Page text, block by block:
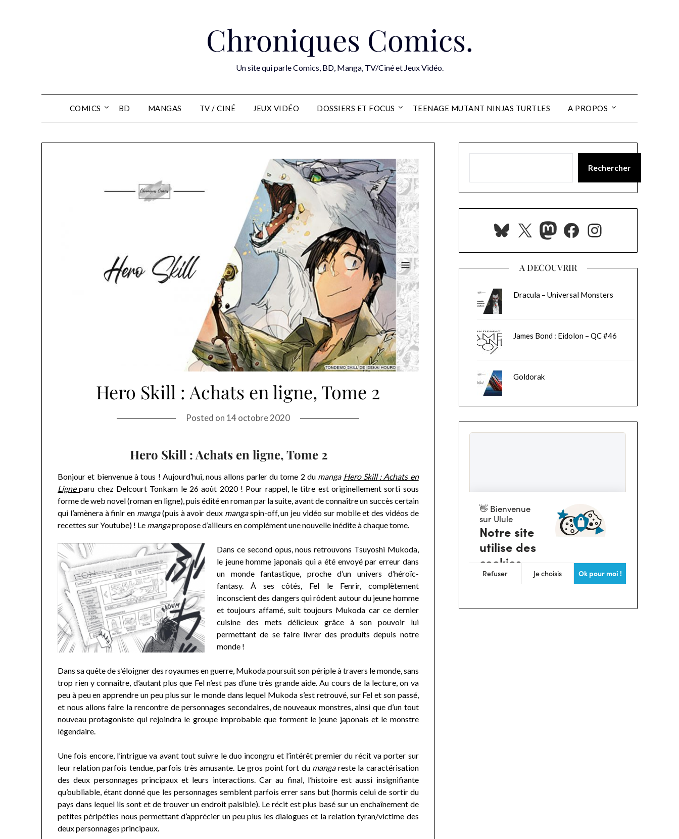
Chroniques Comics.
Un site qui parle Comics, BD, Manga, TV/Ciné et Jeux Vidéo.
COMICS BD MANGAS TV / CINÉ JEUX VIDÉO DOSSIERS ET FOCUS TEENAGE MUTANT NINJAS TURTLES A PROPOS
Hero Skill : Achats en ligne, Tome 2
Posted on 14 octobre 2020
Hero Skill : Achats en ligne, Tome 2
Bonjour et bienvenue à tous ! Aujourd’hui, nous allons parler du tome 2 du manga Hero Skill : Achats en
Ligneparu chez Delcourt Tonkam le 26 août 2020 ! Pour rappel, le titre est originellement sorti sous
forme de web novel (roman en ligne), puis édité en roman par la suite, avant de connaître un succès certain
qui l’amènera à finir en manga(puis à avoir deux mangaspin-off, un jeu vidéo sur mobile et des vidéos de
recettes sur Youtube) ! Le mangapropose d’ailleurs en complément une nouvelle inédite à chaque tome.
Dans ce second opus, nous retrouvons Tsuyoshi Mukoda,
le jeune homme japonais qui a été envoyé par erreur dans
un monde fantastique, proche d’un univers d’héroïc-
fantasy. À ses côtés, Fel le Fenrir, complètement
inconscient des dangers qui rôdent autour du jeune homme
et toujours affamé, suit toujours Mukoda car ce dernier
cuisine des mets délicieux grâce à son pouvoir lui
permettant de se faire livrer des produits depuis notre
monde !
Dans sa quête de s’éloigner des royaumes en guerre, Mukoda poursuit son périple à travers le monde, sans
trop rien y connaître, d’autant plus que Fel n’est pas d’une très grande aide. Au cours de la lecture, on va
peu à peu en apprendre un peu plus sur le monde dans lequel Mukoda s’est retrouvé, sur Fel et son passé,
et nous allons faire la rencontre de personnages secondaires, de nouveaux monstres, ainsi que d’un tout
nouveau protagoniste qui rejoindra le groupe improbable que forment le jeune japonais et le monstre
légendaire.
Une fois encore, l’intrigue va avant tout suivre le duo incongru et l’intérêt premier du récit va porter sur
leur relation parfois tendue, parfois très amusante. Le gros point fort du manga reste la caractérisation
des deux personnages principaux et leurs interactions. Car au final, l’histoire est aussi insignifiante
qu’oubliable, étant donné que les personnages semblent parfois errer sans but (hormis celui de sortir du
pays dans lequel ils sont et de trouver un endroit paisible). Le récit est plus basé sur un enchaînement de
petites péripéties nous permettant d’apprécier un peu plus les dialogues et la relation tyran/victime des
deux personnages principaux.
Rechercher
Bluesky
X Mastodon
Facebook
Instagram
A DECOUVRIR
Dracula – Universal Monsters
James Bond : Eidolon – QC #46
Goldorak